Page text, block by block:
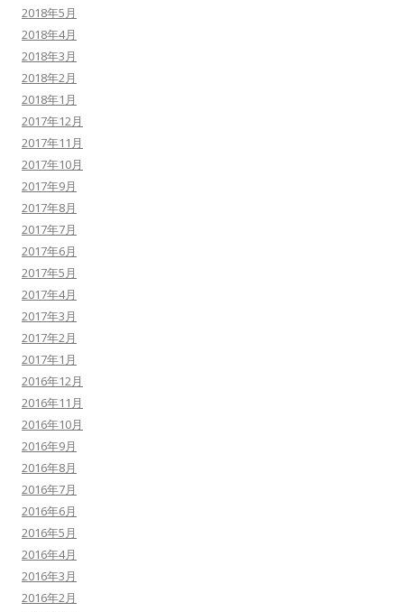
2018年5月
2018年4月
2018年3月
2018年2月
2018年1月
2017年12月
2017年11月
2017年10月
2017年9月
2017年8月
2017年7月
2017年6月
2017年5月
2017年4月
2017年3月
2017年2月
2017年1月
2016年12月
2016年11月
2016年10月
2016年9月
2016年8月
2016年7月
2016年6月
2016年5月
2016年4月
2016年3月
2016年2月